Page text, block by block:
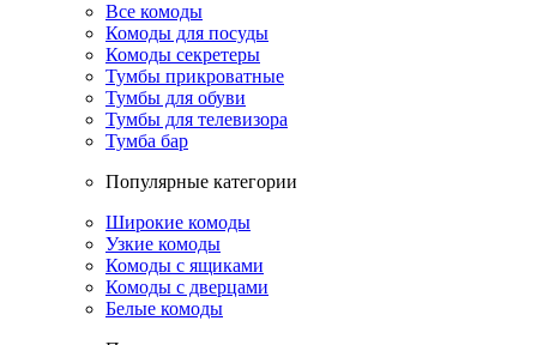
Все комоды
Комоды для посуды
Комоды секретеры
Тумбы прикроватные
Тумбы для обуви
Тумбы для телевизора
Тумба бар
Популярные категории
Широкие комоды
Узкие комоды
Комоды с ящиками
Комоды с дверцами
Белые комоды